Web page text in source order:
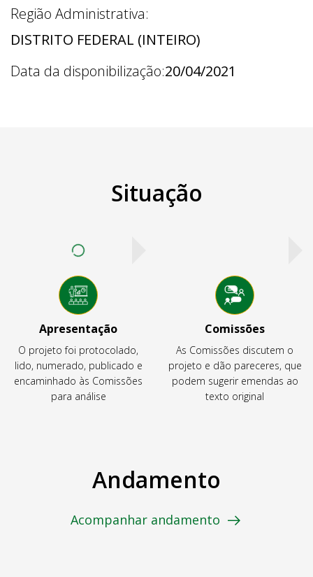
Região Administrativa:
DISTRITO FEDERAL (INTEIRO)
Data da disponibilização:20/04/2021
Situação
Apresentação
O projeto foi protocolado,
lido, numerado, publicado e
encaminhado às Comissões
para análise
Comissões
As Comissões discutem o
projeto e dão pareceres, que
podem sugerir emendas ao
texto original
Andamento
Acompanhar andamento